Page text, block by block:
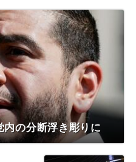
の分断浮き彫りに